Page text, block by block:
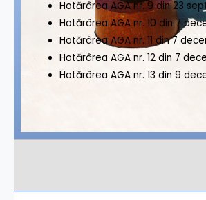
Hotărârea AGA nr. 9 din 23
Hotărârea AGA nr. 10 din 7
Hotărârea AGA nr. 11 din 7
Hotărârea AGA nr. 12 din 7
Hotărârea AGA nr. 13 din 9